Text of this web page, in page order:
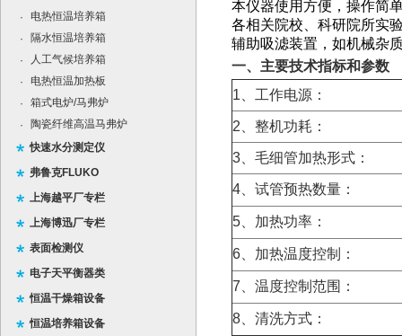
·
电热恒温培养箱
·
隔水恒温培养箱
·
人工气候培养箱
·
电热恒温加热板
·
箱式电炉/马弗炉
·
陶瓷纤维高温马弗炉
快速水分测定仪
弗鲁克FLUKO
上海越平厂专栏
上海博迅厂专栏
表面检测仪
电子天平衡器类
恒温干燥箱设备
恒温培养箱设备
本仪器使用方便，操作简
各相关院校、科研院所实
辅助吸滤装置，如机械杂
一、主要技术指标和参数
1、工作电源：
2、整机功耗：
3、毛细管加热形式：
4、试管预热数量：
5、加热功率：
6、加热温度控制：
7、温度控制范围：
8、清洗方式：